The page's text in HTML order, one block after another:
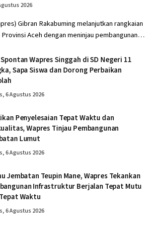
2026
Gibran Rakabuming melanjutkan rangkaian
Aceh dengan meninjau pembangunan…
Wapres Singgah di SD Negeri 11
Sapa Siswa dan Dorong Perbaikan
6 Agustus 2026
Penyelesaian Tepat Waktu dan
Wapres Tinjau Pembangunan
Lumut
6 Agustus 2026
Jembatan Teupin Mane, Wapres Tekankan
Infrastruktur Berjalan Tepat Mutu
Waktu
6 Agustus 2026